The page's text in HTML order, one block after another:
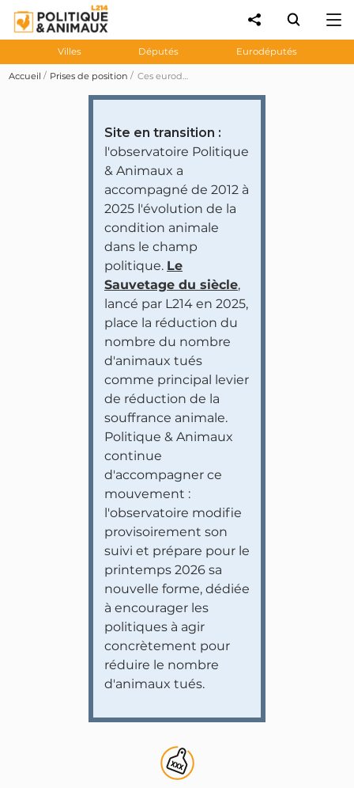
Villes Députés Eurodéputés
Accueil Prises de position Ces eurodéputés n'ont pas voté pour limiter à huit heures le transport des animaux d'élevage le 04/07/2012
Site en transition :
l'observatoire Politique
& Animaux a
accompagné de 2012 à
2025 l'évolution de la
condition animale
dans le champ
politique. Le
Sauvetage du siècle,
lancé par L214 en 2025,
place la réduction du
nombre du nombre
d'animaux tués
comme principal levier
de réduction de la
souffrance animale.
Politique & Animaux
continue
d'accompagner ce
mouvement :
l'observatoire modifie
provisoirement son
suivi et prépare pour le
printemps 2026 sa
nouvelle forme, dédiée
à encourager les
politiques à agir
concrètement pour
réduire le nombre
d'animaux tués.